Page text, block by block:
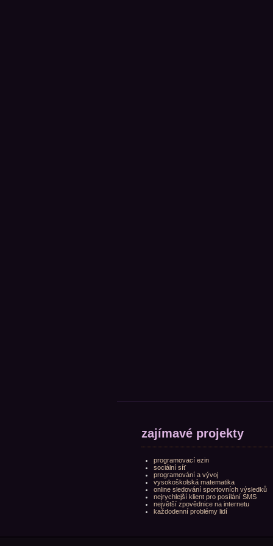
zajímavé projekty
programovací ezin
sociální síť
programování a vývoj
vysokoškolská matematika
online sledování sportovních výsledků
nejrychlejší klient pro posílání SMS
největší zpovědnice na internetu
každodenní problémy lidí